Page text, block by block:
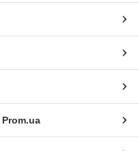
Prom.ua